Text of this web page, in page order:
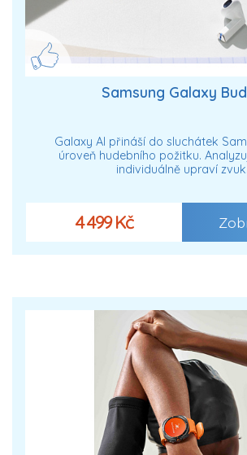
Samsung Galaxy
Galaxy AI přináší do sluchátek
úroveň hudebního požitku.
individuálně upraví zvuk.
4 499 Kč